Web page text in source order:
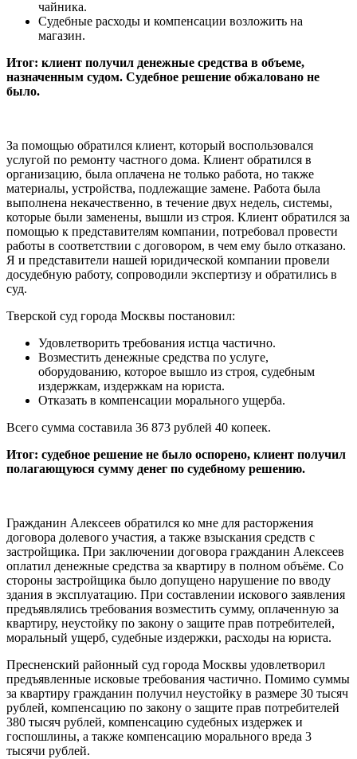
чайника.
Судебные расходы и компенсации возложить на
магазин.
Итог: клиент получил денежные средства в объеме,
назначенным судом. Судебное решение обжаловано не
было.
За помощью обратился клиент, который воспользовался
услугой по ремонту частного дома. Клиент обратился в
организацию, была оплачена не только работа, но также
материалы, устройства, подлежащие замене. Работа была
выполнена некачественно, в течение двух недель, системы,
которые были заменены, вышли из строя. Клиент обратился за
помощью к представителям компании, потребовал провести
работы в соответствии с договором, в чем ему было отказано.
Я и представители нашей юридической компании провели
досудебную работу, сопроводили экспертизу и обратились в
суд.
Тверской суд города Москвы постановил:
Удовлетворить требования истца частично.
Возместить денежные средства по услуге,
оборудованию, которое вышло из строя, судебным
издержкам, издержкам на юриста.
Отказать в компенсации морального ущерба.
Всего сумма составила 36 873 рублей 40 копеек.
Итог: судебное решение не было оспорено, клиент получил
полагающуюся сумму денег по судебному решению.
Гражданин Алексеев обратился ко мне для расторжения
договора долевого участия, а также взыскания средств с
застройщика. При заключении договора гражданин Алексеев
оплатил денежные средства за квартиру в полном объёме. Со
стороны застройщика было допущено нарушение по вводу
здания в эксплуатацию. При составлении искового заявления
предъявлялись требования возместить сумму, оплаченную за
квартиру, неустойку по закону о защите прав потребителей,
моральный ущерб, судебные издержки, расходы на юриста.
Пресненский районный суд города Москвы удовлетворил
предъявленные исковые требования частично. Помимо суммы
за квартиру гражданин получил неустойку в размере 30 тысяч
рублей, компенсацию по закону о защите прав потребителей
380 тысяч рублей, компенсацию судебных издержек и
госпошлины, а также компенсацию морального вреда 3
тысячи рублей.